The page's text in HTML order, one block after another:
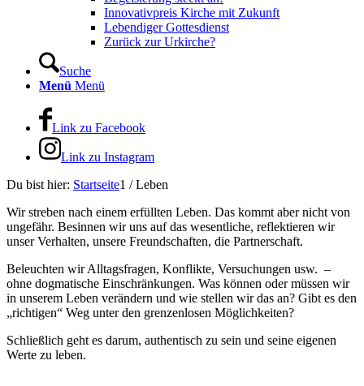
Innovativpreis Kirche mit Zukunft
Lebendiger Gottesdienst
Zurück zur Urkirche?
Suche
Menü Menü
Link zu Facebook
Link zu Instagram
Du bist hier: Startseite1 / Leben
Wir streben nach einem erfüllten Leben. Das kommt aber nicht von
ungefähr. Besinnen wir uns auf das wesentliche, reflektieren wir
unser Verhalten, unsere Freundschaften, die Partnerschaft.
Beleuchten wir Alltagsfragen, Konflikte, Versuchungen usw. –
ohne dogmatische Einschränkungen. Was können oder müssen wir
in unserem Leben verändern und wie stellen wir das an? Gibt es den
„richtigen“ Weg unter den grenzenlosen Möglichkeiten?
Schließlich geht es darum, authentisch zu sein und seine eigenen
Werte zu leben.